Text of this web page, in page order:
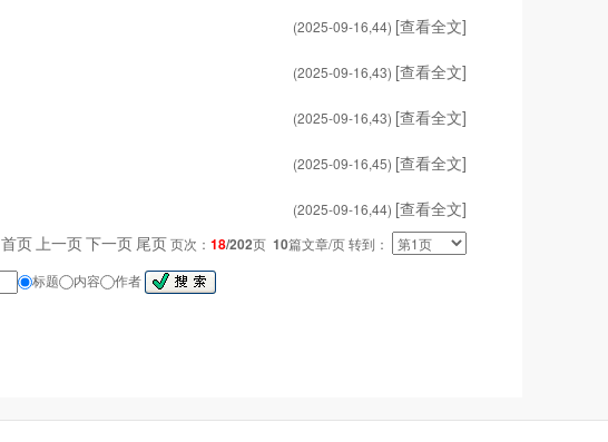
(2025-09-16,44) [查看全文]
(2025-09-16,43) [查看全文]
(2025-09-16,43) [查看全文]
(2025-09-16,45) [查看全文]
(2025-09-16,44) [查看全文]
首页上一页下一页 尾页页次： 18/202页 10篇文章/页 转到：
标题 内容 作者